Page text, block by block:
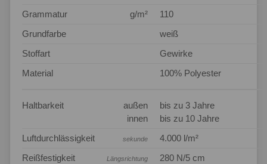
Grammatur
g/m²
110
Grundfarbe
weiß
Stoffart
Gewirke
Material
100% Polyester
Haltbarkeit
außen
innen
bis zu 3 Jahre
bis zu 10 Jahre
Luftdurchlässigkeit
sekunde
4.000 l/m²
Reißfestigkeit
Längsrichtung
280 N/5 cm